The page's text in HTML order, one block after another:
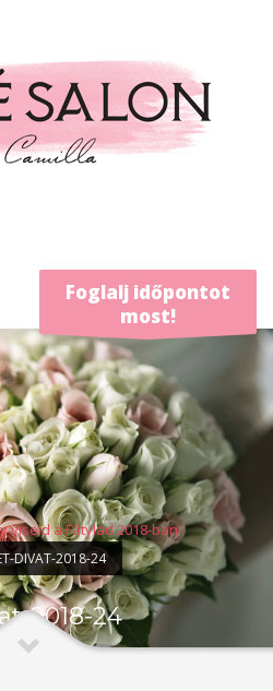
Foglalj időpontot
most!
viseld a Fátylad 2018-ban!
DIVAT-2018-24
2018-24